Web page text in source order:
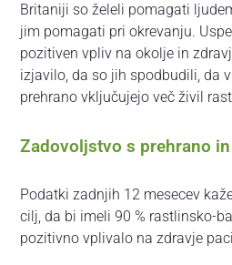
Britaniji so želeli pomagati
jim pomagati pri okrevanju.
pozitiven vpliv na okolje in
izjavilo, da so jih spodbudili, da
prehrano vključujejo več živil
Zadovoljstvo s prehrano
Podatki zadnjih 12 mesecev
cilj, da bi imeli 90 % rastlinsko-
pozitivno vplivalo na zdravje